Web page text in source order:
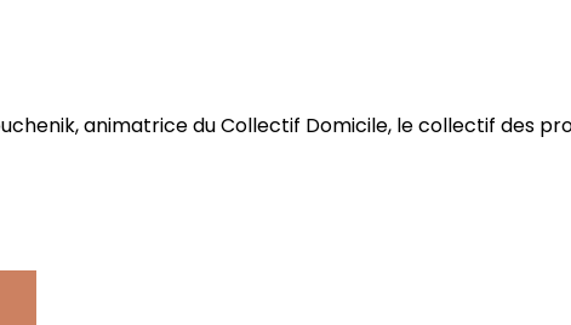
animatrice du Collectif Domicile, le collectif des